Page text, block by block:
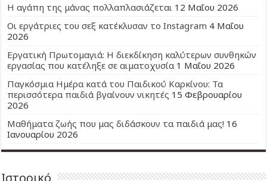
Η αγάπη της μάνας πολλαπλασιάζεται 12 Μαΐου 2026
Οι εργάτριες του σεξ κατέκλυσαν το Instagram 4 Μαΐου
2026
Εργατική Πρωτομαγιά: Η διεκδίκηση καλύτερων συνθηκών
εργασίας που κατέληξε σε αιματοχυσία 1 Μαΐου 2026
Παγκόσμια Ημέρα κατά του Παιδικού Καρκίνου: Τα
περισσότερα παιδιά βγαίνουν νικητές 15 Φεβρουαρίου
2026
Μαθήματα ζωής που μας διδάσκουν τα παιδιά μας! 16
Ιανουαρίου 2026
Ιστορικό